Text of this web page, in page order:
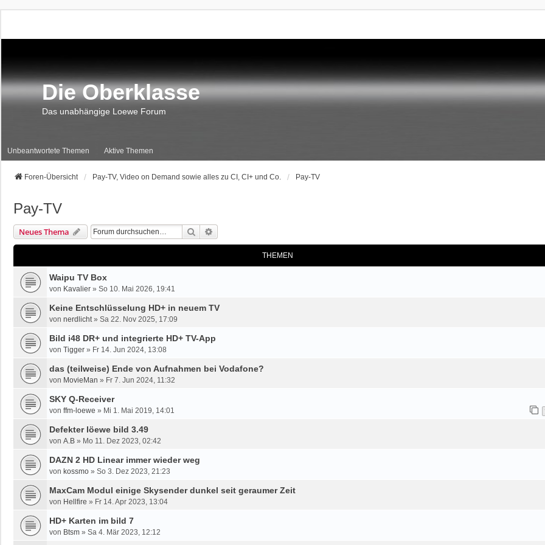
Die Oberklasse
Das unabhängige Loewe Forum
Unbeantwortete Themen Aktive Themen
Foren-Übersicht Pay-TV, Video on Demand sowie alles zu CI, CI+ und Co. Pay-TV
Pay-TV
Neues Thema Suche
THEMEN
Waipu TV Box
von Kavalier » So 10. Mai 2026, 19:41
Keine Entschlüsselung HD+ in neuem TV
von nerdlicht» Sa 22. Nov 2025, 17:09
Bild i48 DR+ und integrierte HD+ TV-App
von Tigger » Fr 14. Jun 2024, 13:08
das (teilweise) Ende von Aufnahmen bei Vodafone?
von MovieMan » Fr 7. Jun 2024, 11:32
SKY Q-Receiver
von ffm-loewe » Mi 1. Mai 2019, 14:01
Defekter löewe bild 3.49
von A.B » Mo 11. Dez 2023, 02:42
DAZN 2 HD Linear immer wieder weg
von kossmo » So 3. Dez 2023, 21:23
MaxCam Modul einige Skysender dunkel seit geraumer Zeit
von Hellfire » Fr 14. Apr 2023, 13:04
HD+ Karten im bild 7
von Btsm » Sa 4. Mär 2023, 12:12